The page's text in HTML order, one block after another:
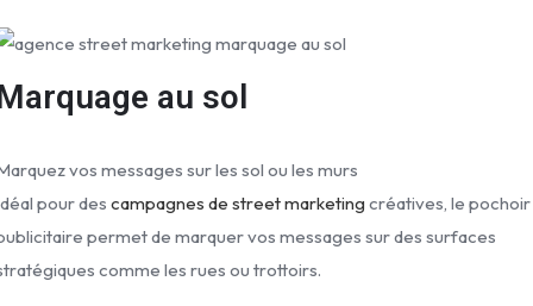
au sol
vos messages sur les sol ou les murs
pour descampagnes de street marketing créatives, le pochoir
permet de marquer vos messages sur des surfaces
comme les rues ou trottoirs.